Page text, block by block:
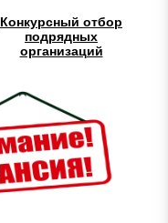
Конкурсный отбор
подрядных
организаций